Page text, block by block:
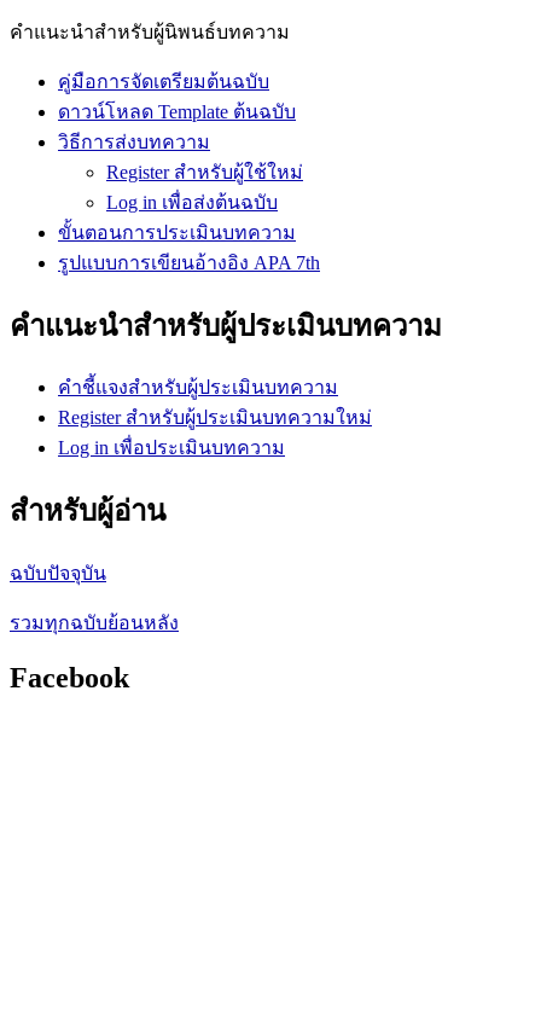
คำแนะนำสำหรับผู้นิพนธ์บทความ
คู่มือการจัดเตรียมต้นฉบับ
ดาวน์โหลด Template ต้นฉบับ
วิธีการส่งบทความ
Register สำหรับผู้ใช้ใหม่
Log in เพื่อส่งต้นฉบับ
ขั้นตอนการประเมินบทความ
รูปแบบการเขียนอ้างอิง APA 7th
คำแนะนำสำหรับผู้ประเมินบทความ
คำชี้แจงสำหรับผู้ประเมินบทความ
Register สำหรับผู้ประเมินบทความใหม่
Log in เพื่อประเมินบทความ
สำหรับผู้อ่าน
ฉบับปัจจุบัน
รวมทุกฉบับย้อนหลัง
Facebook